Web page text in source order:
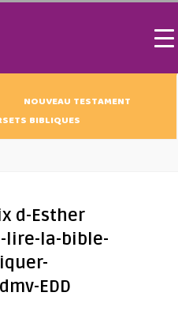
NOUVEAU TESTAMENT
BIBLIQUES
d-Esther
lire-la-bible-
EDD